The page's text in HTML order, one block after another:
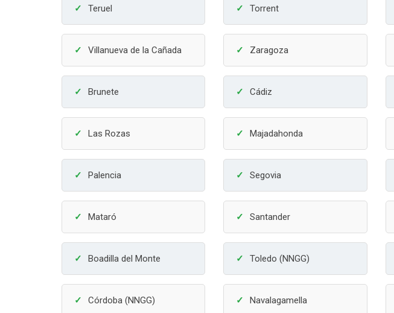
Teruel Torrent
Villanueva de la Cañada Zaragoza
Brunete Cádiz
Las Rozas Majadahonda
Palencia Segovia
Mataró Santander
Boadilla del Monte Toledo (NNGG)
Córdoba (NNGG) Navalagamella